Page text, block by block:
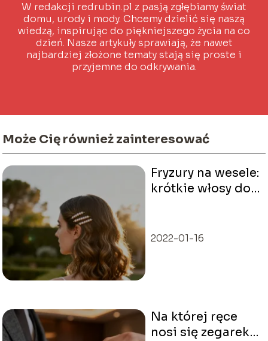
W redakcji redrubin.pl z pasją zgłębiamy świat
domu, urody i mody. Chcemy dzielić się naszą
wiedzą, inspirując do piękniejszego życia na co
dzień. Nasze artykuły sprawiają, że nawet
najbardziej złożone tematy stają się proste i
przyjemne do odkrywania.
Może Cię również zainteresować
Fryzury na wesele:
krótkie włosy do
2022-01-16
Na której ręce
nosi się zegarek?